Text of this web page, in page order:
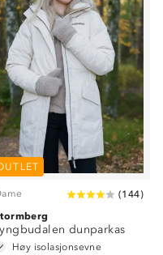
(144)
dunparkas
Høy isolasjonsevne